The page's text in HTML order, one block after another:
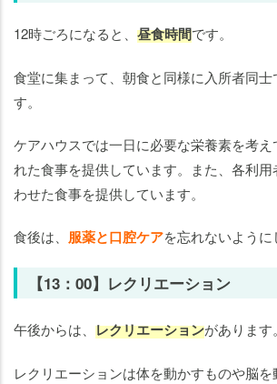
12時ごろになると、 昼食時間です。
食堂に集まって、朝食と同様に入所者同士
す。
ケアハウスでは一日に必要な栄養素を考え
れた食事を提供しています。また、各利
わせた食事を提供しています。
食後は、 服薬と口腔ケアを忘れないように
【13：00】レクリエーション
午後からは、 レクリエーションがあります。
レクリエーションは体を動かすものや脳